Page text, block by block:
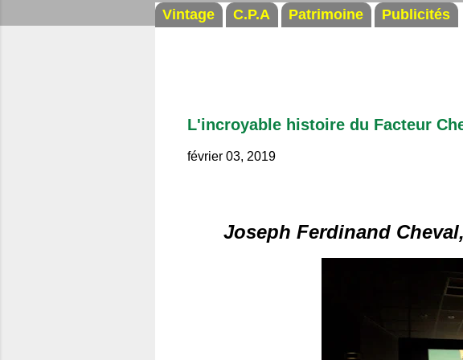
Vintage C.P.A Patrimoine Publicités
L'incroyable histoire du Facteur
février 03, 2019
Joseph Ferdinand